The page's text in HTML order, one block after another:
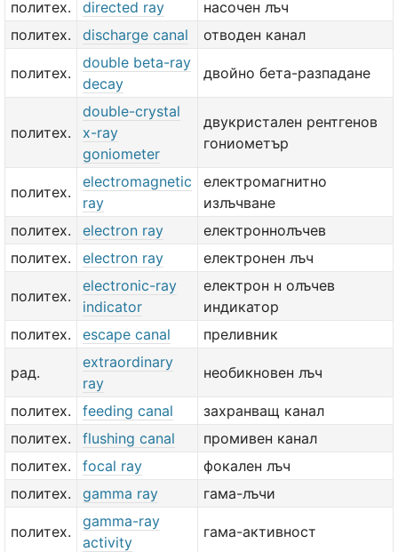
политех. directed ray
насочен лъч
политех.
discharge canal отводен канал
политех.
double beta-ray
decay
двойно бета-разпадане
политех.
double-crystal
x-ray
goniometer
двукристален рентгенов
гониометър
политех.
electromagnetic
ray
електромагнитно
излъчване
политех.
electron ray
електроннолъчев
политех.
electron ray електронен лъч
политех.
electronic-ray
indicator
електрон н олъчев
индикатор
политех.
escape canal преливник
рад.
extraordinary
ray
необикновен лъч
политех. feeding canal
захранващ канал
политех.
flushing canal
промивен канал
политех.
focal ray
фокален лъч
политех.
gamma ray гама-лъчи
политех.
gamma-ray
activity
гама-активност